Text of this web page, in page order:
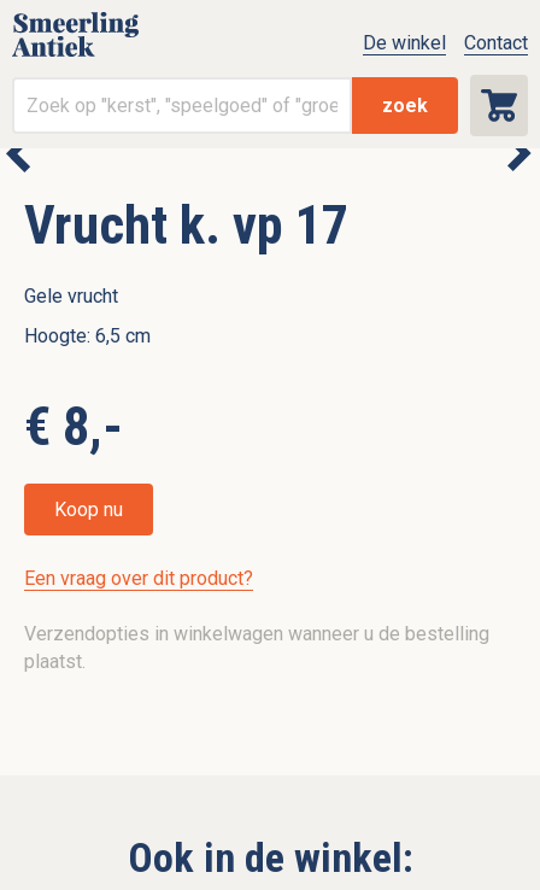
zoek
De winkel Contact
Vrucht k. vp 17
Gele vrucht
Hoogte: 6,5 cm
€ 8,-
Koop nu
Een vraag over dit product?
Verzendopties in winkelwagen wanneer u de bestelling
plaatst.
Ook in de winkel: